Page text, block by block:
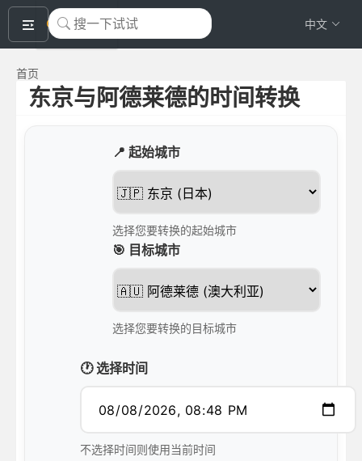
okeyTool 中文
首页
东京与阿德莱德的时间转换
📍 起始城市
选择您要转换的起始城市
🎯 目标城市
选择您要转换的目标城市
🕐 选择时间
不选择时间则使用当前时间